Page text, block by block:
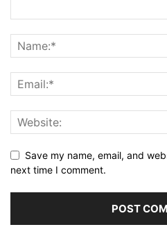
Save my name, email, and
next time I comment.